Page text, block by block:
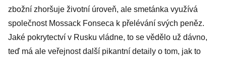
zbožní zhoršuje životní úroveň, ale smetánka využívá
společnost Mossack Fonseca k přelévání svých peněz.
Jaké pokrytectví v Rusku vládne, to se vědělo už dávno,
teď má ale veřejnost další pikantní detaily o tom, jak to